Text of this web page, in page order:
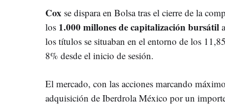
Cox se dispara en Bolsa tras el cierre de la
los 1.000 millones de capitalización bursátil
los títulos se situaban en el entorno de los
8% desde el inicio de sesión.
El mercado, con las acciones marcando
adquisición de Iberdrola México por un